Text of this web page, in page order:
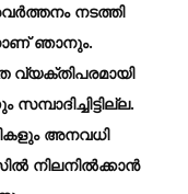
നടത്തി
ഞാനും.
അനവധി
നിലനിൽക്കാൻ